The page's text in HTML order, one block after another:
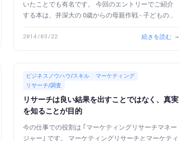
いたことでも有名です。 今回のエントリーでご紹介
する本は、井深大の 0歳からの母親作戦 - 子どもの心
てに焦点を当てた内容になっています。 0歳からの...
2014/03/22 続きを読む →
ビジネスノウハウ/スキル
マーケティング
リサーチ/調査
リサーチは良い結果を出すことではなく、真実
を知ることが目的
今の仕事での役割は ｢マーケティングリサーチマネー
ジャー｣ です。 マーケティングリサーチとマーケティ